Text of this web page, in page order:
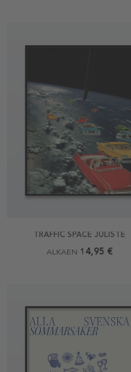
TRAFFIC SPACE JULISTE
ALKAEN 14,95 €